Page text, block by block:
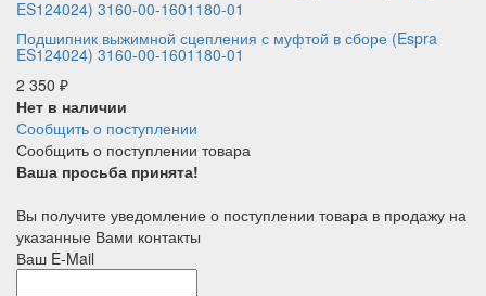
Подшипник выжимной сцепления с муфтой в сборе (Espra
ES124024) 3160-00-1601180-01
2 350 ₽
Нет в наличии
Сообщить о поступлении
Сообщить о поступлении товара
Ваша просьба принята!
Вы получите уведомление о поступлении товара в продажу на
указанные Вами контакты
Ваш E-Mail